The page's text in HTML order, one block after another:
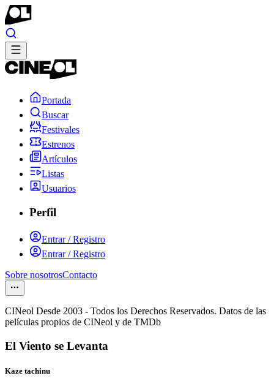
Portada
Buscar
Festivales
Estrenos
Artículos
Listas
Usuarios
Perfil
Entrar / Registro
Entrar / Registro
Sobre nosotrosContacto
CINeol Desde 2003 - Todos los Derechos Reservados. Datos de las
películas propios de CINeol y de TMDb
El Viento se Levanta
Kaze tachinu